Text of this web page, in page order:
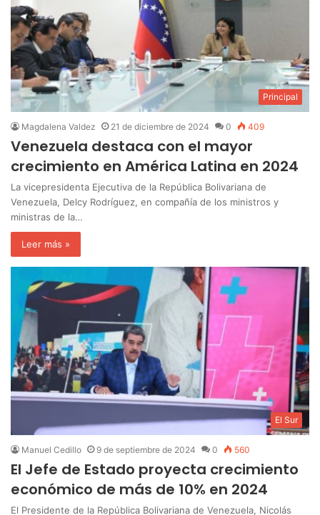
Principal
Magdalena Valdez 21 de diciembre de 2024 0 409
Venezuela destaca con el mayor
crecimiento en América Latina en 2024
La vicepresidenta Ejecutiva de la República Bolivariana de
Venezuela, Delcy Rodríguez, en compañía de los ministros y
ministras de la…
Leer más »
El Sur
Manuel Cedillo 9 de septiembre de 2024 0 560
El Jefe de Estado proyecta crecimiento
económico de más de 10% en 2024
El Presidente de la República Bolivariana de Venezuela, Nicolás